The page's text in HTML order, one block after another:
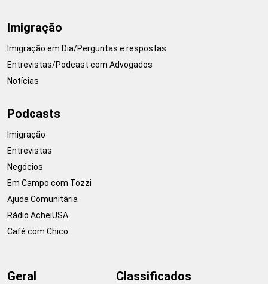
Imigração
Imigração em Dia/Perguntas e respostas
Entrevistas/Podcast com Advogados
Notícias
Podcasts
Imigração
Entrevistas
Negócios
Em Campo com Tozzi
Ajuda Comunitária
Rádio AcheiUSA
Café com Chico
Geral Classificados